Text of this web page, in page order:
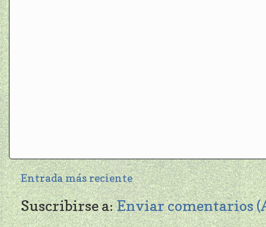
Entrada más reciente
Suscribirse a:Enviar comentarios